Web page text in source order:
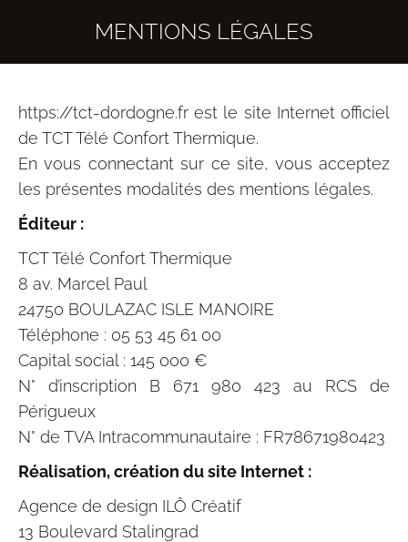
MENTIONS LÉGALES
https://tct-dordogne.fr est le site Internet officiel
de TCT Télé Confort Thermique.
En vous connectant sur ce site, vous acceptez
les présentes modalités des mentions légales.
Éditeur :
TCT Télé Confort Thermique
8 av. Marcel Paul
24750 BOULAZAC ISLE MANOIRE
Téléphone : 05 53 45 61 00
Capital social : 145 000 €
N° d’inscription B 671 980 423 au RCS de
Périgueux
N° de TVA Intracommunautaire : FR78671980423
Réalisation, création du site Internet :
Agence de design ILÔ Créatif
13 Boulevard Stalingrad